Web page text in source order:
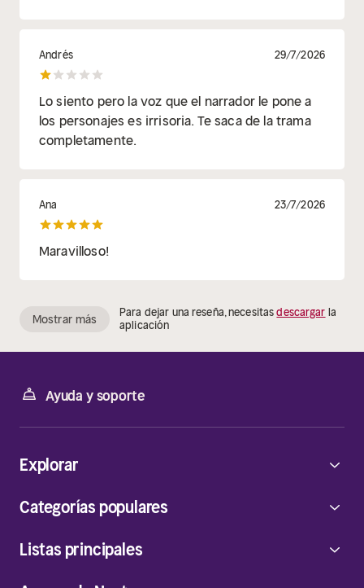
Andrés 29/7/2026
Lo siento pero la voz que el narrador le pone a
los personajes es irrisoria. Te saca de la trama
completamente.
Ana 23/7/2026
Maravilloso!
Mostrar más Para dejar una reseña, necesitasdescargar la
aplicación
Ayuda y soporte
Explorar
Categorías populares
Listas principales